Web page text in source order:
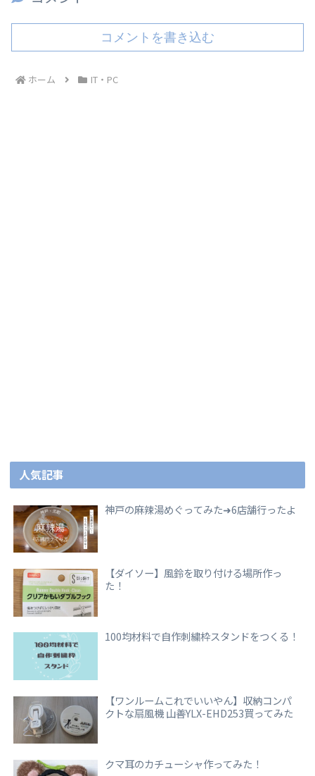
コメントを書き込む
ホーム IT・PC
人気記事
神戸の麻辣湯めぐってみた➜6店舗行ったよ
【ダイソー】風鈴を取り付ける場所作っ
た！
100均材料で自作刺繍枠スタンドをつくる！
【ワンルームこれでいいやん】収納コンパ
クトな扇風機 山善YLX-EHD253買ってみた
クマ耳のカチューシャ作ってみた！